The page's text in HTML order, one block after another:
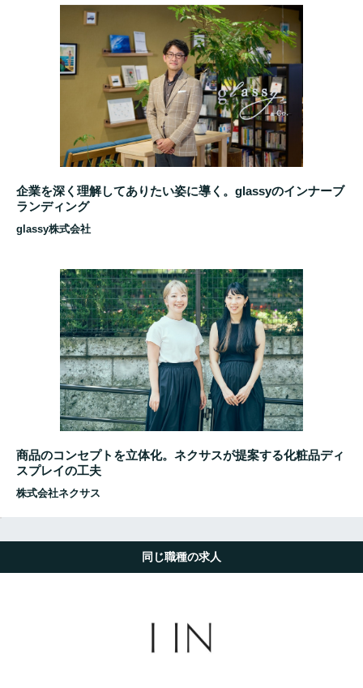
企業を深く理解してありたい姿に導く。glassyのインナーブ
ランディング
glassy株式会社
商品のコンセプトを立体化。ネクサスが提案する化粧品ディ
スプレイの工夫
株式会社ネクサス
同じ職種の求人